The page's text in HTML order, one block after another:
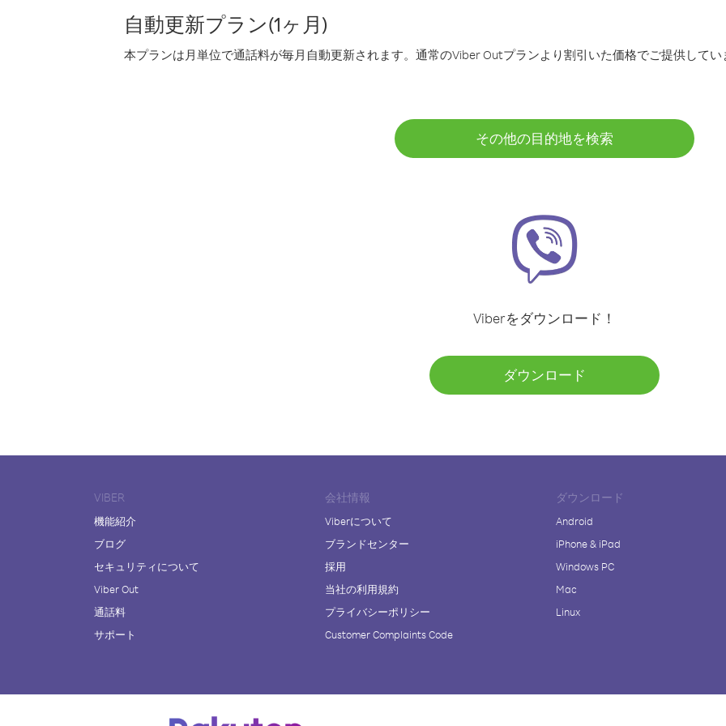
自動更新プラン(1ヶ月)
本プランは月単位で通話料が毎月自動更新されます。通常のViber Outプランより割引いた価格でご提供してい
その他の目的地を検索
Viberをダウンロード！
ダウンロード
VIBER
機能紹介
ブログ
セキュリティについて
Viber Out
通話料
サポート
会社情報
Viberについて
ブランドセンター
採用
当社の利用規約
プライバシーポリシー
Customer Complaints Code
ダウンロード
Android
iPhone & iPad
Windows PC
Mac
Linux